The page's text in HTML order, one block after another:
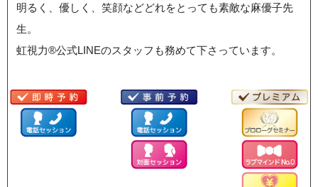
明るく、優しく、笑顔などどれをとっても素敵な麻優子先
生。
虹視力®︎公式LINEのスタッフも務めて下さっています。